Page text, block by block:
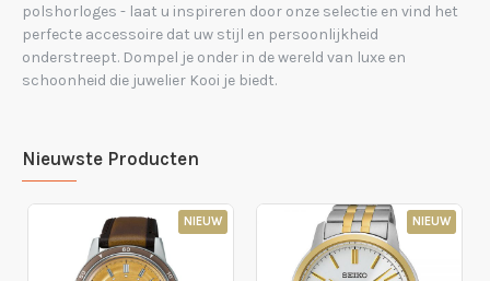
polshorloges - laat u inspireren door onze selectie en vind het
perfecte accessoire dat uw stijl en persoonlijkheid
onderstreept. Dompel je onder in de wereld van luxe en
schoonheid die juwelier Kooi je biedt.
Nieuwste Producten
NIEUW NIEUW